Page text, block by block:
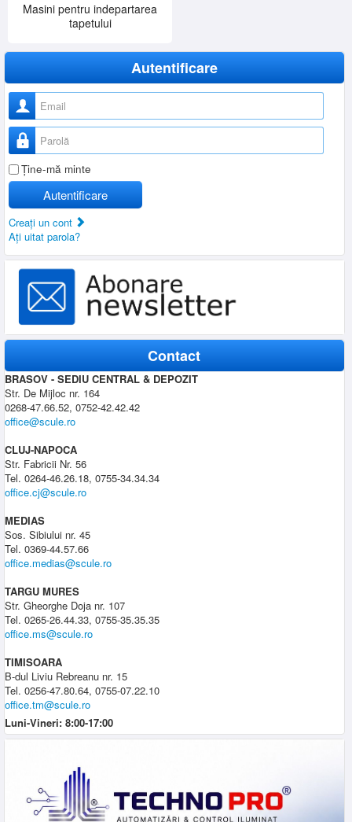
Masini pentru indepartarea
tapetului
Autentificare
Nume utilizator
Parolă
Ţine-mă minte
Autentificare
Creaţi un cont
Aţi uitat parola?
Contact
BRASOV - SEDIU CENTRAL & DEPOZIT
Str. De Mijloc nr. 164
0268-47.66.52, 0752-42.42.42
office@scule.ro
CLUJ-NAPOCA
Str. Fabricii Nr. 56
Tel. 0264-46.26.18, 0755-34.34.34
office.cj@scule.ro
MEDIAS
Sos. Sibiului nr. 45
Tel. 0369-44.57.66
office.medias@scule.ro
TARGU MURES
Str. Gheorghe Doja nr. 107
Tel. 0265-26.44.33, 0755-35.35.35
office.ms@scule.ro
TIMISOARA
B-dul Liviu Rebreanu nr. 15
Tel. 0256-47.80.64, 0755-07.22.10
office.tm@scule.ro
Luni-Vineri: 8:00-17:00